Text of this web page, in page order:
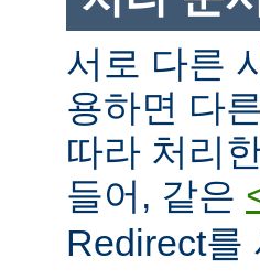
서로 다른
용하면 다
따라 처리
들어, 같은
Redirect를